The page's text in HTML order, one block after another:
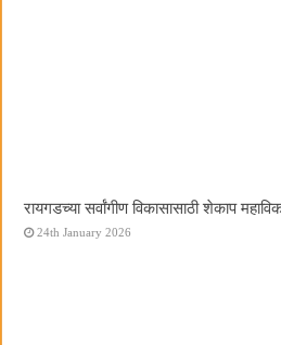
रायगडच्या सर्वांगीण विकासासाठी शेकाप
24th January 2026